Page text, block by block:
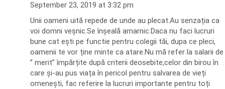
September 23, 2019 at 3:32 pm
Unii oameni uită repede de unde au plecat.Au senzația ca
voi domni veșnic.Se înșeală amarnic.Daca nu faci lucruri
bune cat ești pe functie pentru colegii tăi, dupa ce pleci,
oamenii te vor ține minte ca atare.Nu mă refer la salarii de
” merit” împărțite după criterii deosebite,celor din birou în
care și-au pus viața în pericol pentru salvarea de vieți
omenești, fac referire la lucruri importante pentru toți